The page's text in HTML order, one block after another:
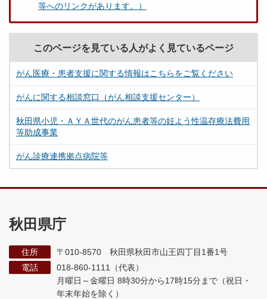
等へのリンクがあります。）
このページを見ている人がよく見ているページ
がん医療・患者支援に関する情報はこちらをご覧ください
がんに関する相談窓口（がん相談支援センター）
秋田県小児・ＡＹＡ世代のがん患者等の妊よう性温存療法費用
等助成事業
がん診療連携拠点病院等
秋田県庁
住所
〒010-8570 秋田県秋田市山王四丁目1番1号
電話
018-860-1111（代表）
月曜日～金曜日 8時30分から17時15分まで （祝日・
年末年始を除く）